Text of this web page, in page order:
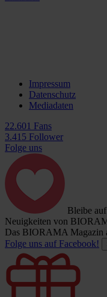
Impressum
Datenschutz
Mediadaten
22.601 Fans
3.415 Follower
Folge uns
Bleibe
Neuigkeiten von
Das BIORAMA Magazin
Folge uns auf Facebook!